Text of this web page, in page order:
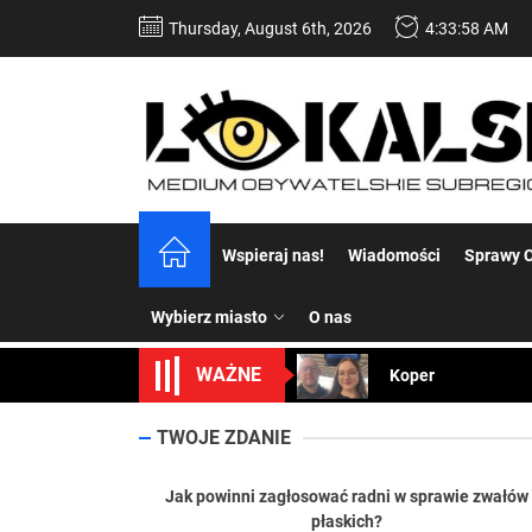
Thursday, August 6th, 2026 4:33:59 AM
Wspieraj nas! Wiadomości Sprawy
Wybierz miasto O nas
WAŻNE
Koper – część 2.
Uwaga Dębieńsko
Ilu mieszkańców
Dość
TWOJE ZDANIE
Jak powinni zagłosować radni w sprawie zwałów
płaskich?